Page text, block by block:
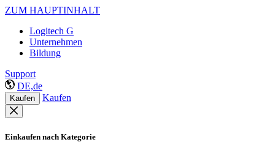
ZUM HAUPTINHALT
Logitech G
Unternehmen
Bildung
Support
DE,de
Kaufen Kaufen
Einkaufen nach Kategorie